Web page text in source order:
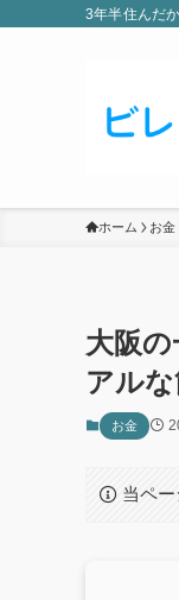
3年半住んだ
ホーム お金
大阪
アル
お金
当ペ